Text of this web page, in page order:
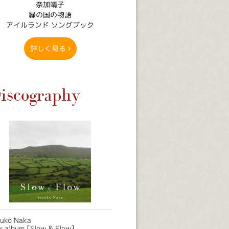
奈加靖子
緑の国の物語
アイルランド ソングブック
詳しく見る
Naka